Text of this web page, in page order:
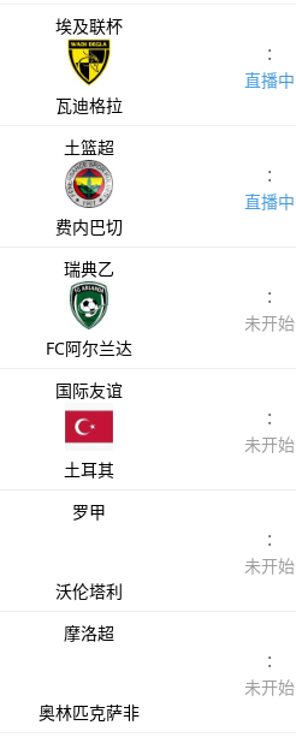
埃及联杯
瓦迪格拉
:
直播中
土篮超
费内巴切
:
直播中
瑞典乙
FC阿尔兰达
:
未开始
国际友谊
土耳其
:
未开始
罗甲
沃伦塔利
:
未开始
摩洛超
奥林匹克萨非
:
未开始